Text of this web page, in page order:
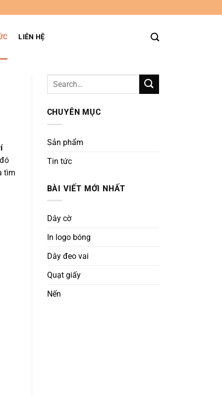
LIÊN HỆ
tìm
CHUYÊN MỤC
Sản phẩm
Tin tức
BÀI VIẾT MỚI NHẤT
Dây cờ
In logo bóng
Dây đeo vai
Quạt giấy
Nến